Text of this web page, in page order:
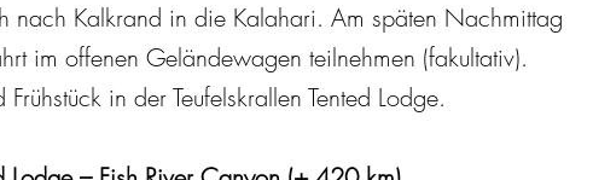
nach Kalkrand in die Kalahari. Am späten Nachmittag
im offenen Geländewagen teilnehmen (fakultativ).
in der Teufelskrallen Tented Lodge.